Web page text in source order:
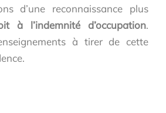
d’une reconnaissance plus
à l’indemnité d’occupation.
à tirer de cette